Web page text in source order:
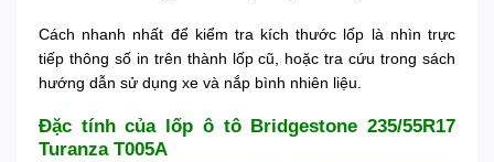
Cách nhanh nhất để kiểm tra kích thước lốp là nhìn trực
tiếp thông số in trên thành lốp cũ, hoặc tra cứu trong sách
hướng dẫn sử dụng xe và nắp bình nhiên liệu.
Đặc tính của lốp ô tô Bridgestone 235/55R17
Turanza T005A